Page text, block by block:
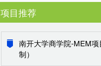
项目推荐
南开大学商学院-MEM项
制）